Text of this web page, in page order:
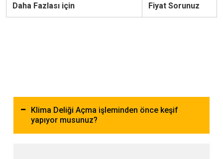
Daha Fazlası için Fiyat Sorunuz
Klima Deliği Açma işleminden önce keşif
yapıyor musunuz?